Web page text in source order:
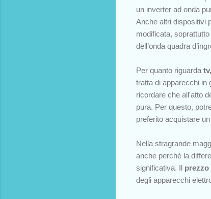
un inverter ad onda
Anche altri dispositivi
modificata, soprattutto
dell’onda quadra
Per quanto riguarda t
tratta di apparecchi in
ricordare che all'atto
pura. Per questo,
preferito acquistare
Nella stragrande
anche perché la
significativa. Il
degli apparecchi